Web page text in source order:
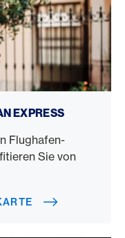
EXPRESS
Flughafen-
Sie von